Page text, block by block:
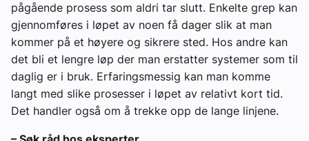
pågående prosess som aldri tar slutt. Enkelte grep kan
gjennomføres i løpet av noen få dager slik at man
kommer på et høyere og sikrere sted. Hos andre kan
det bli et lengre løp der man erstatter systemer som til
daglig er i bruk. Erfaringsmessig kan man komme
langt med slike prosesser i løpet av relativt kort tid.
Det handler også om å trekke opp de lange linjene.